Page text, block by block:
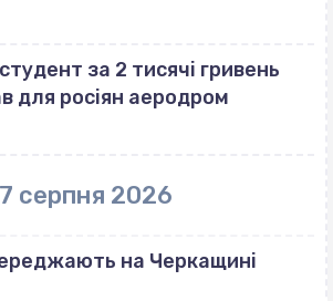
за 2 тисячі гривень
для росіян аеродром
7 серпня 2026
на Черкащині